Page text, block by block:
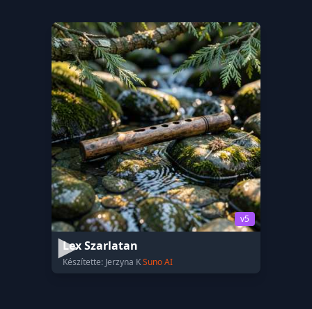
v5
Lex Szarlatan
Készítette: Jerzyna KSuno AI